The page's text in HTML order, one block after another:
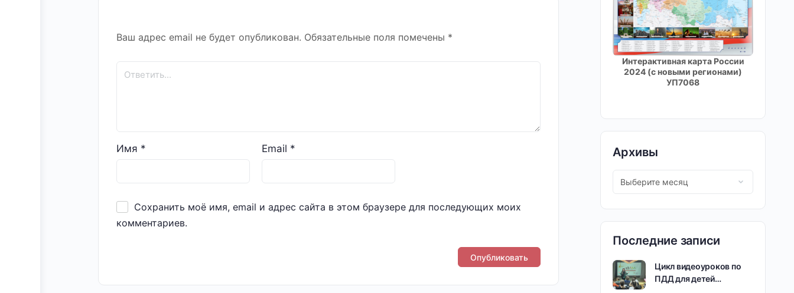
Ваш адрес email не будет опубликован. Обязательные поля помечены *
Имя * Email *
Сохранить моё имя, email и адрес сайта в этом браузере для последующих моих
комментариев.
Интерактивная карта России
2024 (с новыми регионами)
УП7068
Архивы
Последние записи
Цикл видеоуроков по
ПДД для детей…